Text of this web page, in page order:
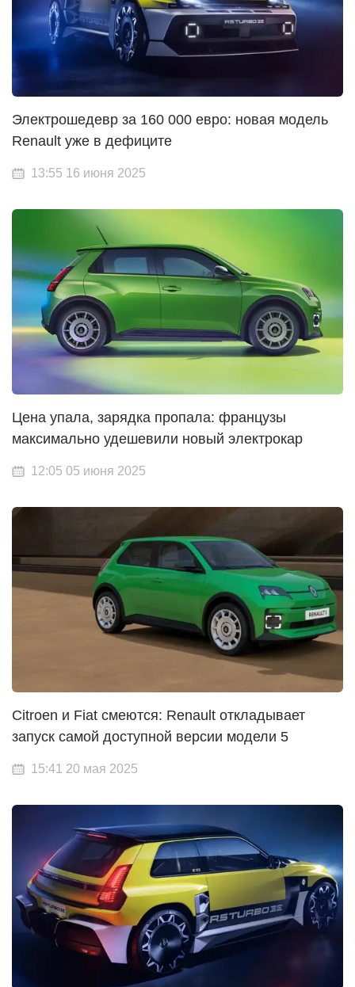
Электрошедевр за 160 000 евро: новая модель
Renault уже в дефиците
13:55 16 июня 2025
Цена упала, зарядка пропала: французы
максимально удешевили новый электрокар
12:05 05 июня 2025
Citroen и Fiat смеются: Renault откладывает
запуск самой доступной версии модели 5
15:41 20 мая 2025